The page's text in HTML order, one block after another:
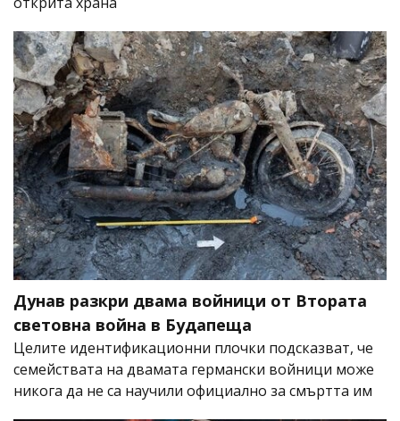
Дунав разкри двама войници от Втората
световна война в Будапеща
Целите идентификационни плочки подсказват, че
семействата на двамата германски войници може
никога да не са научили официално за смъртта им